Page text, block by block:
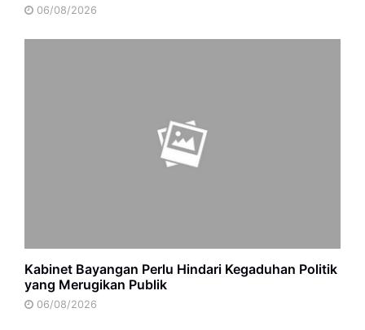
06/08/2026
Kabinet Bayangan Perlu Hindari Kegaduhan Politik
yang Merugikan Publik
06/08/2026